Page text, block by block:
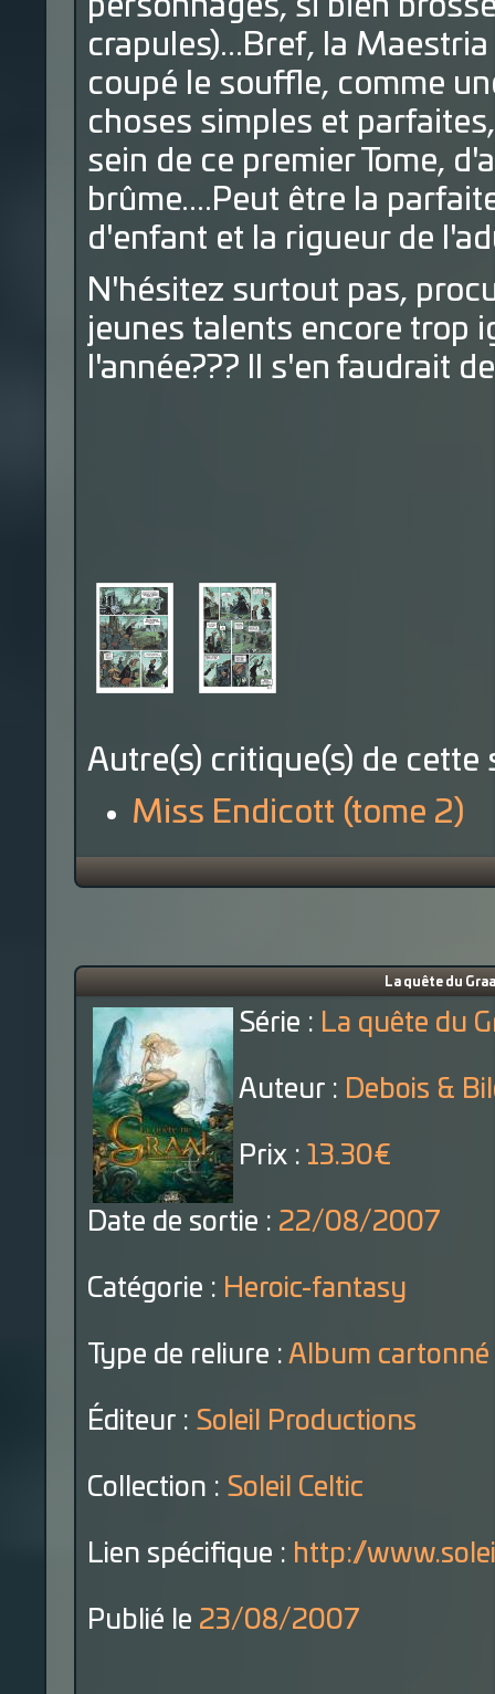
personnages, si bien
crapules)...Bref, la
coupé le souffle, comme
choses simples et
sein de ce premier Tome,
brûme....Peut être la
d'enfant et la rigueur de
N'hésitez surtout pas,
jeunes talents encore trop
l'année??? Il s'en faudrait
Autre(s) critique(s) de cette
Miss Endicott (tome 2)
La quête du
Série : La quête du
Auteur : Debois &
Prix : 13.30€
Date de sortie : 22/08/2007
Catégorie : Heroic-fantasy
Type de reliure : Album cartonné
Éditeur : Soleil Productions
Collection : Soleil Celtic
Lien spécifique : http://
Publié le 23/08/2007